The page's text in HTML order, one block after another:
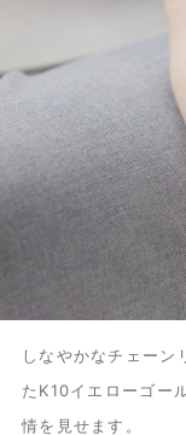
しなやかなチェーン
たK10イエローゴー
情を見せます。